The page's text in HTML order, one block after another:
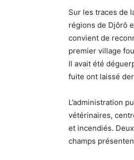
Sur les traces de
régions de Djôrô
convient de
premier village
Il avait été
fuite ont laissé
L’administration
vétérinaires,
et incendiés.
champs